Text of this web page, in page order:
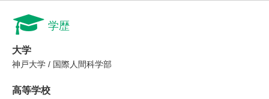
学歴
大学
神戸大学 / 国際人間科学部
高等学校